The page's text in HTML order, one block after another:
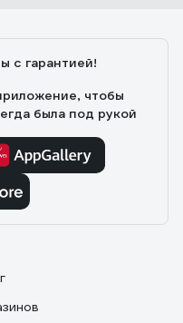
с гарантией!
чтобы
была под рукой